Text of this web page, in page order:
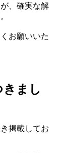
、確実な解
お願いいた
きまし
掲載してお